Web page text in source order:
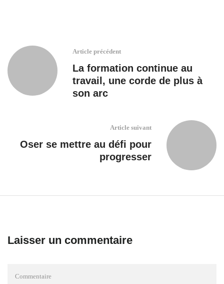
Article précédent
La formation continue au
travail, une corde de plus à
son arc
Article suivant
Oser se mettre au défi pour
progresser
Laisser un commentaire